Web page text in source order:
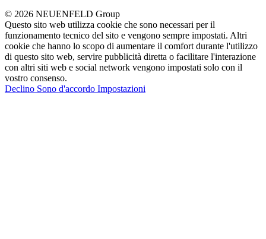
© 2026 NEUENFELD Group
Questo sito web utilizza cookie che sono necessari per il
funzionamento tecnico del sito e vengono sempre impostati. Altri
cookie che hanno lo scopo di aumentare il comfort durante l'utilizzo
di questo sito web, servire pubblicità diretta o facilitare l'interazione
con altri siti web e social network vengono impostati solo con il
vostro consenso.
Declino Sono d'accordo Impostazioni